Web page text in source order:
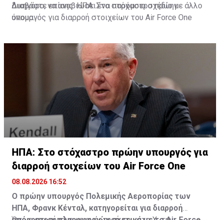
δικηγόρο, να αναβιώσει ένα παρόμοιο σχέδιο με άλλο
όνομα.
Διαβάστε επίσης:ΗΠΑ: Στο στόχαστρο πρώην
υπουργός για διαρροή στοιχείων του Air Force One
ΗΠΑ: Στο στόχαστρο πρώην υπουργός για
διαρροή στοιχείων του Air Force One
08.08.2026 16:52
Ο πρώην υπουργός Πολεμικής Αεροπορίας των
ΗΠΑ, Φρανκ Κένταλ, κατηγορείται για διαρροή